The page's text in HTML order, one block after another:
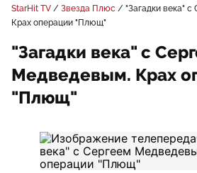
StarHit TV Звезда Плюс
"Загадки века"
Крах операции "Плющ"
"Загадки века" с
Медведевым. Крах
"Плющ"